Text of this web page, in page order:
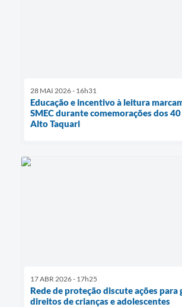
28 MAI 2026 - 16h31
Educação e incentivo à leitura
SMEC durante comemorações dos
Alto Taquari
17 ABR 2026 - 17h25
Rede de proteção discute ações para
direitos de crianças e adolescentes